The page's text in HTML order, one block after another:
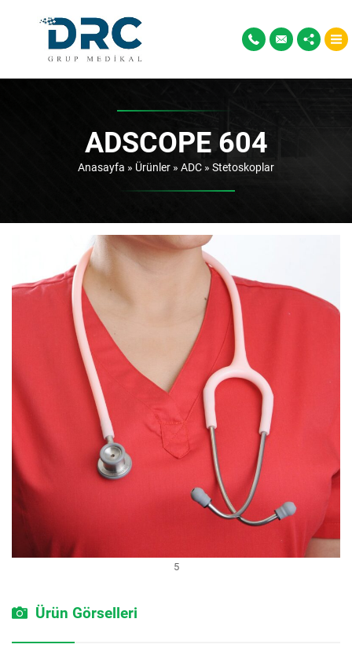
ADSCOPE 604
Anasayfa » Ürünler » ADC » Stetoskoplar
5
Ürün Görselleri